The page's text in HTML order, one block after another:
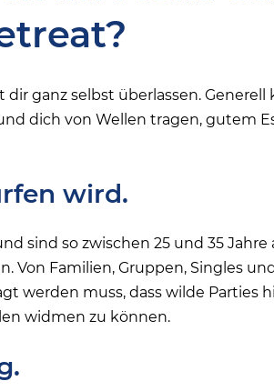
ganz selbst überlassen. Generell
dich von Wellen tragen, gutem
wird.
sind so zwischen 25 und 35 Jahre
Von Familien, Gruppen, Singles
werden muss, dass wilde Parties
widmen zu können.